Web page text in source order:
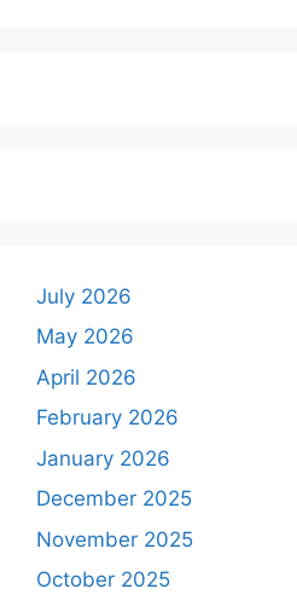
July 2026
May 2026
April 2026
February 2026
January 2026
December 2025
November 2025
October 2025